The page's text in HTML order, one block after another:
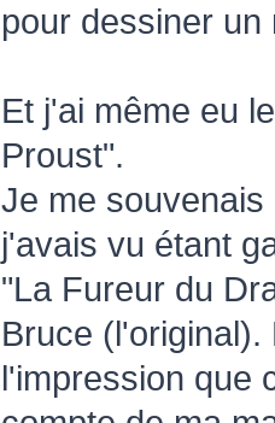
pour dessiner
Et j'ai même eu
Proust".
Je me
j'avais vu étant
"La Fureur du
Bruce
l'impression que